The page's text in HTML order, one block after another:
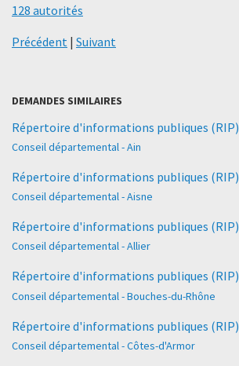
128 autorités
Précédent | Suivant
DEMANDES SIMILAIRES
Répertoire d'informations publiques (RIP)
Conseil départemental - Ain
Répertoire d'informations publiques (RIP)
Conseil départemental - Aisne
Répertoire d'informations publiques (RIP)
Conseil départemental - Allier
Répertoire d'informations publiques (RIP)
Conseil départemental - Bouches-du-Rhône
Répertoire d'informations publiques (RIP)
Conseil départemental - Côtes-d'Armor